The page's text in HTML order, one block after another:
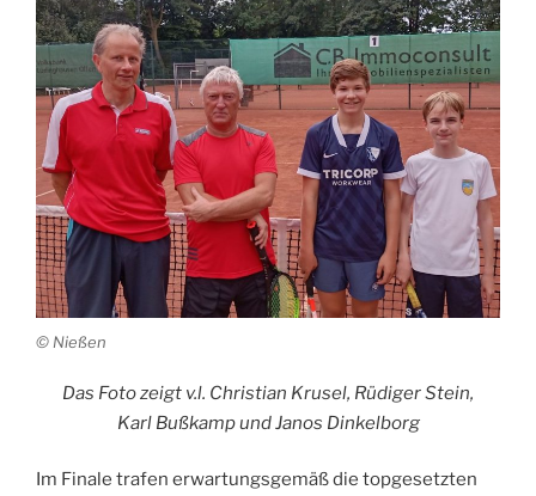
© Nie­ßen
Das Foto zeigt v.l. Chris­ti­an Kru­sel, Rüdi­ger Stein,
Karl Buß­kamp und Janos Dinkelborg
Im Fina­le tra­fen erwar­tungs­ge­mäß die top­ge­setz­ten